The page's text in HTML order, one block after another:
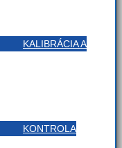
KALIBRÁCIA A
KONTROLA